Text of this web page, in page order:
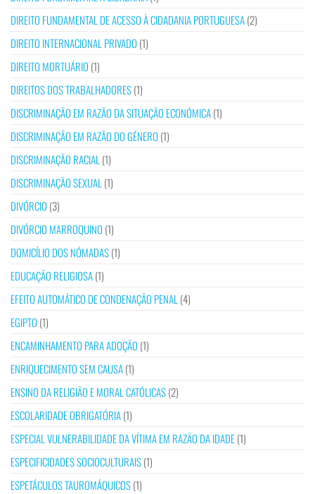
DIREITO FUNDAMENTAL DE ACESSO À CIDADANIA PORTUGUESA(2)
DIREITO INTERNACIONAL PRIVADO (1)
DIREITO MORTUÁRIO (1)
DIREITOS DOS TRABALHADORES(1)
DISCRIMINAÇÃO EM RAZÃO DA SITUAÇÃO ECONÓMICA(1)
DISCRIMINAÇÃO EM RAZÃO DO GÉNERO (1)
DISCRIMINAÇÃO RACIAL (1)
DISCRIMINAÇÃO SEXUAL (1)
DIVÓRCIO (3)
DIVÓRCIO MARROQUINO (1)
DOMICÍLIO DOS NÓMADAS(1)
EDUCAÇÃO RELIGIOSA(1)
EFEITO AUTOMÁTICO DE CONDENAÇÃO PENAL (4)
EGIPTO (1)
ENCAMINHAMENTO PARA ADOÇÃO (1)
ENRIQUECIMENTO SEM CAUSA(1)
ENSINO DA RELIGIÃO E MORAL CATÓLICAS(2)
ESCOLARIDADE OBRIGATÓRIA(1)
ESPECIAL VULNERABILIDADE DA VÍTIMA EM RAZÃO DA IDADE(1)
ESPECIFICIDADES SOCIOCULTURAIS(1)
ESPETÁCULOS TAUROMÁQUICOS(1)